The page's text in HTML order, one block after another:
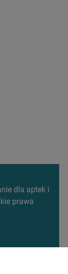
dla aptek i
prawa